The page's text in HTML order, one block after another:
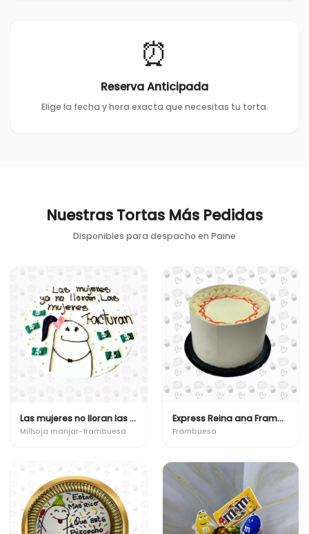
⏰
Reserva Anticipada
Elige la fecha y hora exacta que necesitas tu torta.
Nuestras Tortas Más Pedidas
Disponibles para despacho en Paine
Las mujeres no lloran las mujeres facturan
Milhoja manjar-frambuesa
Express Reina ana Frambuesa (Bizcocho-Milhojas)
Frambuesa